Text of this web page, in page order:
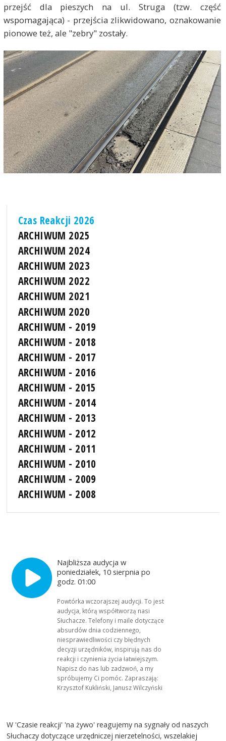
przejść dla pieszych na ul. Struga (tzw. część
wspomagająca) - przejścia zlikwidowano, oznakowanie
pionowe też, ale "zebry" zostały.
Czas Reakcji 2026
ARCHIWUM 2025
ARCHIWUM 2024
ARCHIWUM 2023
ARCHIWUM 2022
ARCHIWUM 2021
ARCHIWUM 2020
ARCHIWUM - 2019
ARCHIWUM - 2018
ARCHIWUM - 2017
ARCHIWUM - 2016
ARCHIWUM - 2015
ARCHIWUM - 2014
ARCHIWUM - 2013
ARCHIWUM - 2012
ARCHIWUM - 2011
ARCHIWUM - 2010
ARCHIWUM - 2009
ARCHIWUM - 2008
Najbliższa audycja w
poniedziałek, 10 sierpnia po
godz. 01:00
Powtórka wczorajszej audycji. To jest
audycja, którą współtworzą nasi
Słuchacze. Telefony i maile dotyczące
absurdów dnia codziennego,
niesprawiedliwości czy błędnych
decyzji urzędników, inspirują nas do
reakcji i czynienia życia łatwiejszym.
Napisz do nas lub zadzwoń, a my
spróbujemy Ci pomóc. Zapraszają:
Krzysztof Kukliński, Janusz Wilczyński
W 'Czasie reakcji' 'na żywo' reagujemy na sygnały od naszych
Słuchaczy dotyczące urzędniczej nierzetelności, wszelakiej